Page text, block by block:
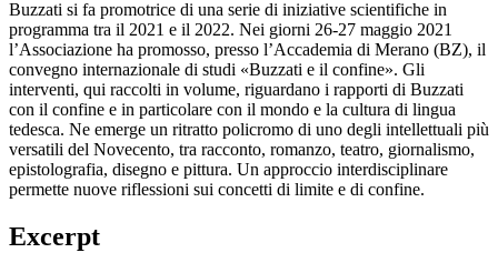
Buzzati si fa promotrice di una serie di iniziative scientifiche in
programma tra il 2021 e il 2022. Nei giorni 26-27 maggio 2021
l’Associazione ha promosso, presso l’Accademia di Merano (BZ), il
convegno internazionale di studi «Buzzati e il confine». Gli
interventi, qui raccolti in volume, riguardano i rapporti di Buzzati
con il confine e in particolare con il mondo e la cultura di lingua
tedesca. Ne emerge un ritratto policromo di uno degli intellettuali più
versatili del Novecento, tra racconto, romanzo, teatro, giornalismo,
epistolografia, disegno e pittura. Un approccio interdisciplinare
permette nuove riflessioni sui concetti di limite e di confine.
Excerpt